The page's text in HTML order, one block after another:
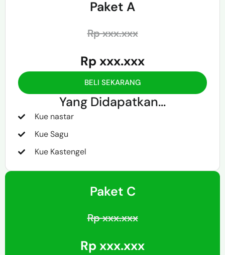
Paket A
Rp xxx.xxx
Rp xxx.xxx
BELI SEKARANG
Yang Didapatkan...
Kue nastar
Kue Sagu
Kue Kastengel
Paket C
Rp xxx.xxx
Rp xxx.xxx